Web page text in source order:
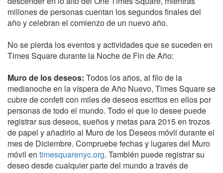
millones de personas cuentan los segundos finales del
año y celebran el comienzo de un nuevo año.
No se pierda los eventos y actividades que se suceden en
Times Square durante la Noche de Fin de Año:
Muro de los deseos: Todos los años, al filo de la
medianoche en la víspera de Año Nuevo, Times Square se
cubre de confeti con miles de deseos escritos en ellos por
personas de todo el mundo. Todo el que lo desee puede
registrar sus deseos, sueños y metas para 2015 en trozos
de papel y añadirlo al Muro de los Deseos móvil durante el
mes de Diciembre. Compruebe fechas y lugares del Muro
móvil en timesquarenyc.org. También puede registrar su
deseo desde cualquier parte del mundo a través de